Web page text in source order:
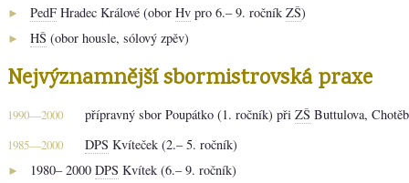
► PedF Hradec Králové (obor Hv pro 6.– 9. ročník ZŠ)
► HŠ (obor housle, sólový zpěv)
Nejvýznamnější sbormistrovská praxe
1990—2000 přípravný sbor Poupátko (1. ročník) při ZŠ Buttulova,
1985—2000 DPS Kvíteček (2.– 5. ročník)
► 1980– 2000 DPS Kvítek (6.– 9. ročník)